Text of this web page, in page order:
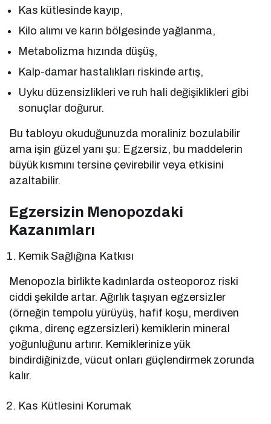
Kas kütlesinde kayıp,
Kilo alımı ve karın bölgesinde yağlanma,
Metabolizma hızında düşüş,
Kalp-damar hastalıkları riskinde artış,
Uyku düzensizlikleri ve ruh hali değişiklikleri gibi
sonuçlar doğurur.
Bu tabloyu okuduğunuzda moraliniz bozulabilir
ama işin güzel yanı şu: Egzersiz, bu maddelerin
büyük kısmını tersine çevirebilir veya etkisini
azaltabilir.
Egzersizin Menopozdaki
Kazanımları
Kemik Sağlığına Katkısı
Menopozla birlikte kadınlarda osteoporoz riski
ciddi şekilde artar. Ağırlık taşıyan egzersizler
(örneğin tempolu yürüyüş, hafif koşu, merdiven
çıkma, direnç egzersizleri) kemiklerin mineral
yoğunluğunu artırır. Kemiklerinize yük
bindirdiğinizde, vücut onları güçlendirmek zorunda
kalır.
Kas Kütlesini Korumak